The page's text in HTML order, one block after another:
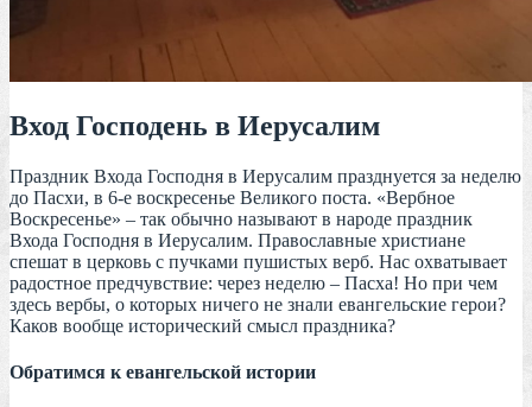
Вход Господень в Иерусалим
Праздник Входа Господня в Иерусалим празднуется за неделю
до Пасхи, в 6-е воскресенье Великого поста. «Вербное
Воскресенье» – так обычно называют в народе праздник
Входа Господня в Иерусалим. Православные христиане
спешат в церковь с пучками пушистых верб. Нас охватывает
радостное предчувствие: через неделю – Пасха! Но при чем
здесь вербы, о которых ничего не знали евангельские герои?
Каков вообще исторический смысл праздника?
Обратимся к евангельской истории